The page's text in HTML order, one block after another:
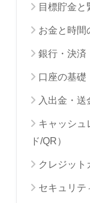
目標貯金と
お金と時間
銀行・決済
口座の基礎
入出金・送
キャッシュ
ド/QR）
クレジット
セキュリテ